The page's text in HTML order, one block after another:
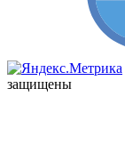
защищены